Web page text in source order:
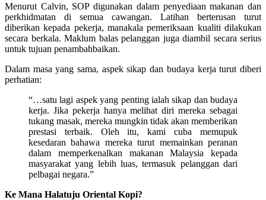
Menurut Calvin, SOP digunakan dalam penyediaan makanan dan
perkhidmatan di semua cawangan. Latihan berterusan turut
diberikan kepada pekerja, manakala pemeriksaan kualiti dilakukan
secara berkala. Maklum balas pelanggan juga diambil secara serius
untuk tujuan penambahbaikan.
Dalam masa yang sama, aspek sikap dan budaya kerja turut diberi
perhatian:
“…satu lagi aspek yang penting ialah sikap dan budaya
kerja. Jika pekerja hanya melihat diri mereka sebagai
tukang masak, mereka mungkin tidak akan memberikan
prestasi terbaik. Oleh itu, kami cuba memupuk
kesedaran bahawa mereka turut memainkan peranan
dalam memperkenalkan makanan Malaysia kepada
masyarakat yang lebih luas, termasuk pelanggan dari
pelbagai negara.”
Ke Mana Halatuju Oriental Kopi?